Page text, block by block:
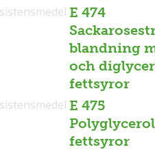
E 474
blandning
och
fettsyror
E 475
fettsyror